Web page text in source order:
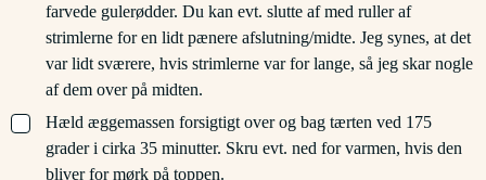
farvede gulerødder. Du kan evt. slutte af med ruller af
strimlerne for en lidt pænere afslutning/midte. Jeg synes, at det
var lidt sværere, hvis strimlerne var for lange, så jeg skar nogle
af dem over på midten.
▢
Hæld æggemassen forsigtigt over og bag tærten ved 175
grader i cirka 35 minutter. Skru evt. ned for varmen, hvis den
bliver for mørk på toppen.